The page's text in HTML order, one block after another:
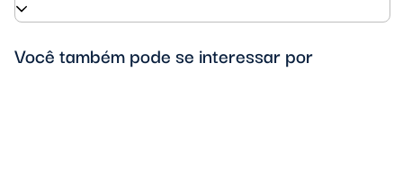
Você também pode se interessar por